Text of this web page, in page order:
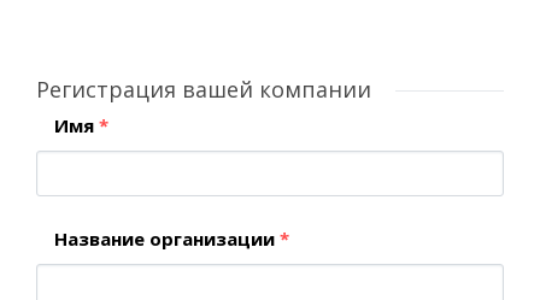
Регистрация вашей компании
Имя *
Название организации *